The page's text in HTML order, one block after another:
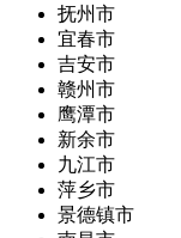
抚州市
宜春市
吉安市
赣州市
鹰潭市
新余市
九江市
萍乡市
景德镇市